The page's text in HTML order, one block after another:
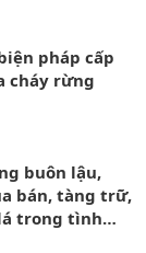
pháp cấp
cháy rừng
buôn lậu,
bán, tàng trữ,
trong tình